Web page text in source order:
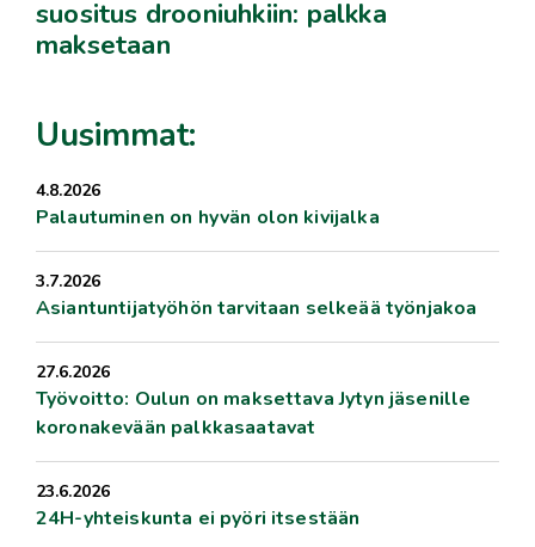
suositus drooniuhkiin: palkka
maksetaan
Uusimmat:
4.8.2026
Palautuminen on hyvän olon kivijalka
3.7.2026
Asiantuntijatyöhön tarvitaan selkeää työnjakoa
27.6.2026
Työvoitto: Oulun on maksettava Jytyn jäsenille
koronakevään palkkasaatavat
23.6.2026
24H-yhteiskunta ei pyöri itsestään